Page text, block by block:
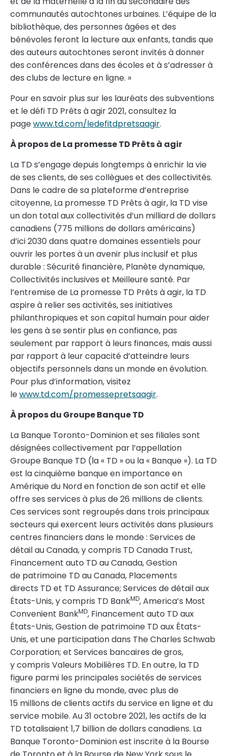
communautés autochtones urbaines. L’équipe de la
bibliothèque, des personnes âgées et des
bénévoles feront la lecture aux enfants, tandis que
des auteurs autochtones seront invités à donner
des conférences dans des écoles et à s’adresser à
des clubs de lecture en ligne. »
Pour en savoir plus sur les lauréats des subventions
et le défi TD Prêts à agir 2021, consultez la
pagewww.td.com/ledefitdpretsaagir.
À propos de La promesse TD Prêts à agir
La TD s’engage depuis longtemps à enrichir la vie
de ses clients, de ses collègues et des collectivités.
Dans le cadre de sa plateforme d’entreprise
citoyenne, La promesse TD Prêts à agir, la TD vise
un don total aux collectivités d’un milliard de dollars
canadiens (775 millions de dollars américains)
d’ici 2030 dans quatre domaines essentiels pour
ouvrir les portes à un avenir plus inclusif et plus
durable : Sécurité financière, Planète dynamique,
Collectivités inclusives et Meilleure santé. Par
l’entremise de La promesse TD Prêts à agir, la TD
aspire à relier ses activités, ses initiatives
philanthropiques et son capital humain pour aider
les gens à se sentir plus en confiance, pas
seulement par rapport à leurs finances, mais aussi
par rapport à leur capacité d’atteindre leurs
objectifs personnels dans un monde en évolution.
Pour plus d’information, visitez
lewww.td.com/promessepretsaagir.
À propos du Groupe Banque TD
La Banque Toronto-Dominion et ses filiales sont
désignées collectivement par l’appellation
Groupe Banque TD (la « TD » ou la « Banque »). La TD
est la cinquième banque en importance en
Amérique du Nord en fonction de son actif et elle
offre ses services à plus de 26 millions de clients.
Ces services sont regroupés dans trois principaux
secteurs qui exercent leurs activités dans plusieurs
centres financiers dans le monde : Services de
détail auCanada, y compris TD Canada Trust,
Financement auto TD auCanada,Gestion
de patrimoine TD auCanada, Placements
directs TD et TD Assurance; Services de détail aux
États-Unis, y compris TD BankMD, America’s Most
Convenient BankMD, Financement auto TD aux
États-Unis,Gestion de patrimoine TD aux États-
Unis, et une participation dans The Charles Schwab
Corporation; et Services bancaires de gros,
y compris Valeurs Mobilières TD. En outre, la TD
figure parmi les principales sociétés de services
financiers en ligne du monde, avec plus de
15 millions de clients actifs du service en ligne et du
service mobile. Au 31 octobre 2021, les actifs de la
TD totalisaient 1,7 billion de dollars canadiens. La
Banque Toronto-Dominion est inscrite à la Bourse